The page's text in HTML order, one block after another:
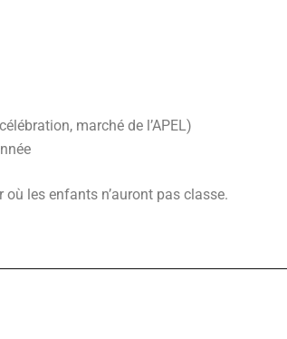
marché de l’APEL)
les enfants n’auront pas classe.